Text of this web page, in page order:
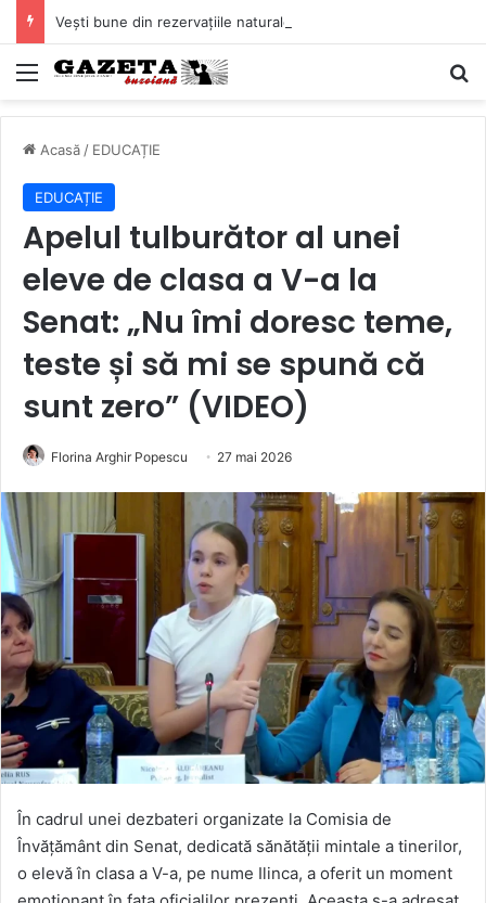
Mediu
Acasă / EDUCAȚIE
EDUCAȚIE
Apelul tulburător al unei
eleve de clasa a V-a la
Senat: „Nu îmi doresc teme,
teste și să mi se spună că
sunt zero” (VIDEO)
Florina Arghir Popescu 27 mai 2026
În cadrul unei dezbateri organizate la Comisia de
Învățământ din Senat, dedicată sănătății mintale a tinerilor,
o elevă în clasa a V-a, pe nume Ilinca, a oferit un moment